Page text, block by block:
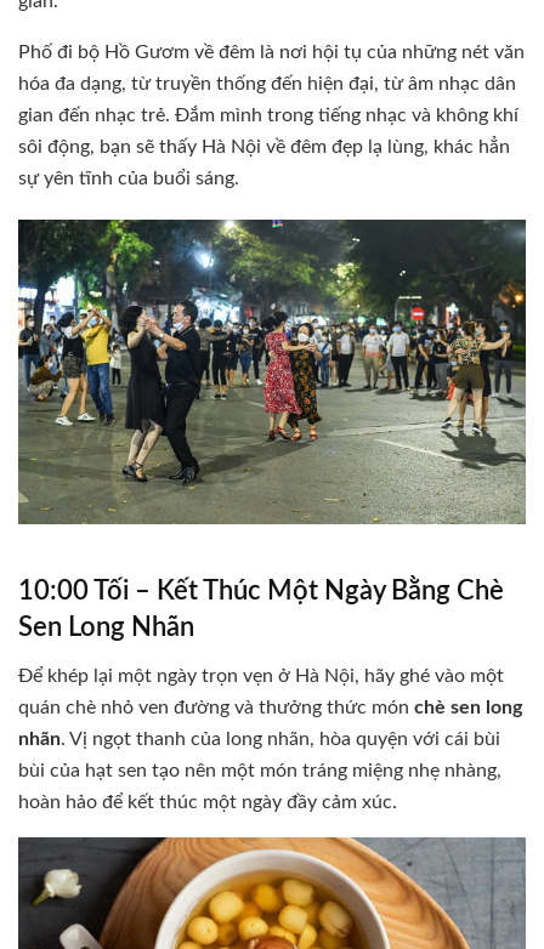
Phố đi bộ Hồ Gươm về đêm là nơi hội tụ của những nét văn
hóa đa dạng, từ truyền thống đến hiện đại, từ âm nhạc dân
gian đến nhạc trẻ. Đắm mình trong tiếng nhạc và không khí
sôi động, bạn sẽ thấy Hà Nội về đêm đẹp lạ lùng, khác hẳn
sự yên tĩnh của buổi sáng.
10:00 Tối – Kết Thúc Một Ngày Bằng Chè
Sen Long Nhãn
Để khép lại một ngày trọn vẹn ở Hà Nội, hãy ghé vào một
quán chè nhỏ ven đường và thưởng thức món chè sen long
nhãn. Vị ngọt thanh của long nhãn, hòa quyện với cái bùi
bùi của hạt sen tạo nên một món tráng miệng nhẹ nhàng,
hoàn hảo để kết thúc một ngày đầy cảm xúc.